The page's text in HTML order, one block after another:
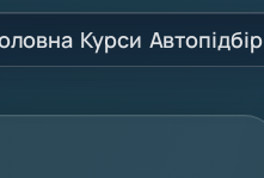
Курси Автопідбір